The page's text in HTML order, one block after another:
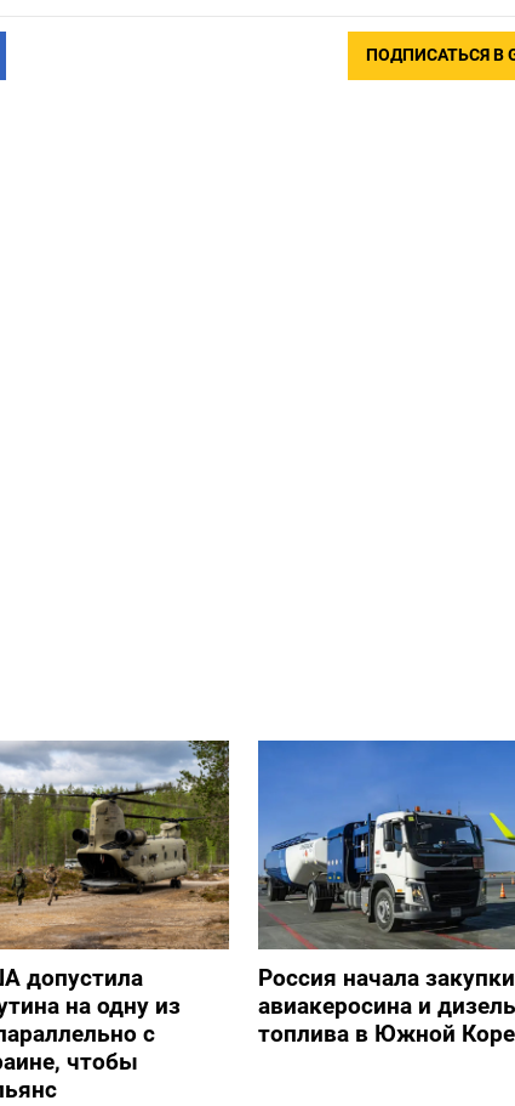
ПОДПИСАТЬСЯ В
допустила
на одну из
с
чтобы
Россия начала закупки
авиакеросина и
топлива в Южной